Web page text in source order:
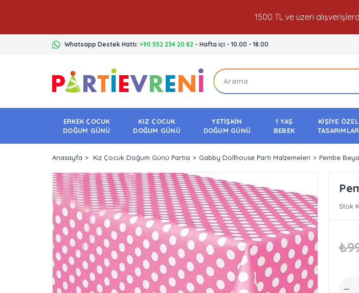
1500 TL ve üzeri
Whatsapp Destek Hattı: +90 552 234 20 82 - Hafta içi - 10.00 - 18.00
ERKEK ÇOCUK
DOĞUM GÜNÜ
KIZ ÇOCUK
DOĞUM GÜNÜ
YETİŞKİN
DOĞUM GÜNÜ
1 YAŞ
BEBEK
KİŞİYE ÖZEL
TASARIMLAR
Anasayfa Kız Çocuk Doğum Günü Partisi Gabby Dollhouse Parti Malzemeleri Pembe
Stok